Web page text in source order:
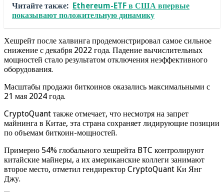
Читайте также: Ethereum-ETF в США впервые
показывают положительную динамику
Хешрейт после халвинга продемонстрировал самое сильное
снижение с декабря 2022 года. Падение вычислительных
мощностей стало результатом отключения неэффективного
оборудования.
Масштабы продажи биткоинов оказались максимальными с
21 мая 2024 года.
CryptoQuant также отмечает, что несмотря на запрет
майнинга в Китае, эта страна сохраняет лидирующие позиции
по объемам биткоин-мощностей.
Примерно 54% глобального хешрейта BTC контролируют
китайские майнеры, а их американские коллеги занимают
второе место, отметил гендиректор CryptoQuant Ки Янг
Джу.